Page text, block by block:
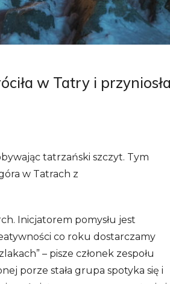
w Tatry i
tatrzański szczyt. Tym
w Tatrach z
Inicjatorem pomysłu jest
co roku dostarczamy
– pisze członek zespołu
porze stała grupa spotyka się i